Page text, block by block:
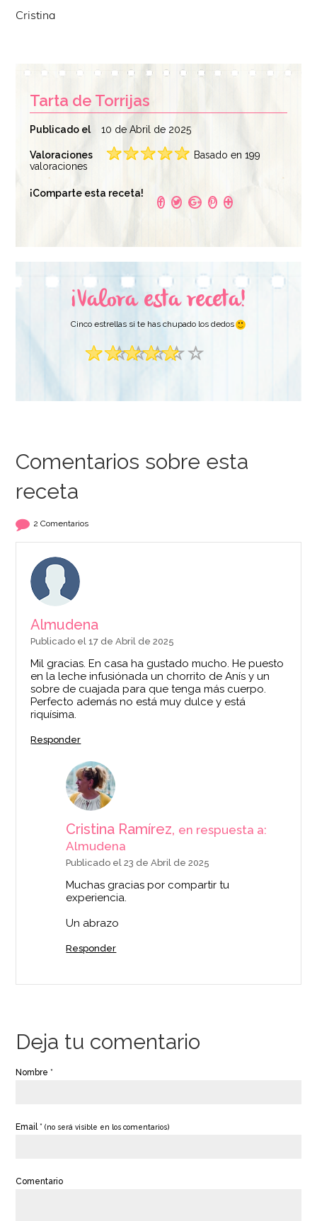
Cristina
Tarta de Torrijas
Publicado el 10 de Abril de 2025
Valoraciones
Basado en 199
valoraciones
¡Comparte esta receta!
¡Valora esta receta!
Cinco estrellas si te has chupado los dedos
Comentarios sobre esta
receta
2 Comentarios
Almudena
Publicado el 17 de Abril de 2025
Mil gracias. En casa ha gustado mucho. He puesto
en la leche infusiónada un chorrito de Anís y un
sobre de cuajada para que tenga más cuerpo.
Perfecto además no está muy dulce y está
riquísima.
Responder
Cristina Ramírez, en respuesta a:
Almudena
Publicado el 23 de Abril de 2025
Muchas gracias por compartir tu
experiencia.
Un abrazo
Responder
Deja tu comentario
Nombre *
Email *(no será visible en los comentarios)
Comentario